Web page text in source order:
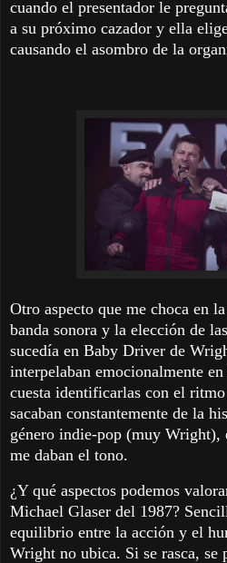
cuando el presentador le
a su próximo cazador y ella
causando el asombro de la
Otro aspecto que me choca en
banda sonora y la elección de
sucedía en Baby Driver de
interpelaban emocionalmente
cuesta identificarlas con el
sacaban constantemente de la
género indie-pop (muy Wright),
me daban el tono.
¿Y qué aspectos podemos
Michael Glaser del 1987?
equilibrio entre la acción y el
Wright no ubica. Si se rasca, se